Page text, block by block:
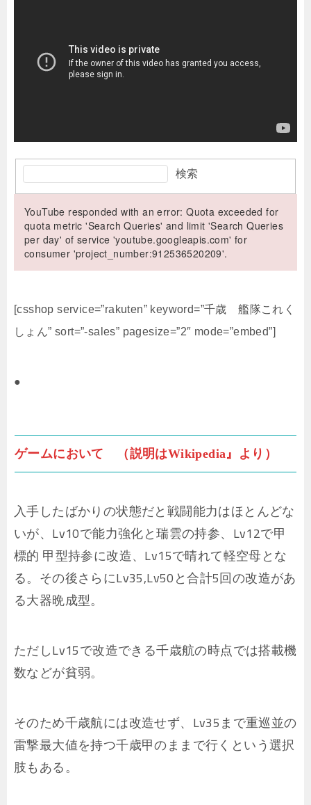
検索
YouTube responded with an error: Quota exceeded for
quota metric 'Search Queries' and limit 'Search Queries
per day' of service 'youtube.googleapis.com' for
consumer 'project_number:912536520209'.
[csshop service=”rakuten” keyword=”千歳 艦隊これく
しょん” sort=”-sales” pagesize=”2″ mode=”embed”]
●
ゲームにおいて （説明はWikipedia』より）
入手したばかりの状態だと戦闘能力はほとんどな
いが、Lv10で能力強化と瑞雲の持参、Lv12で甲
標的 甲型持参に改造、Lv15で晴れて軽空母とな
る。その後さらにLv35,Lv50と合計5回の改造があ
る大器晩成型。
ただしLv15で改造できる千歳航の時点では搭載機
数などが貧弱。
そのため千歳航には改造せず、Lv35まで重巡並の
雷撃最大値を持つ千歳甲のままで行くという選択
肢もある。